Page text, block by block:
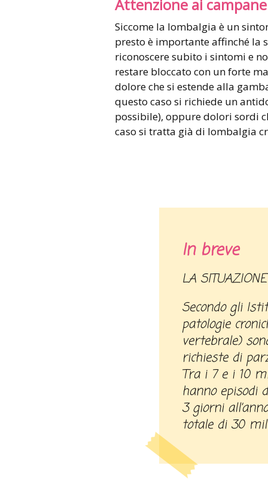
Attenzione ai
Siccome la lombalgia è un
presto è importante affinché la
riconoscere subito i sintomi e
restare bloccato con un forte
dolore che si estende alla
questo caso si richiede un
possibile), oppure dolori sordi
caso si tratta già di lombalgia
In breve
LA
Secondo gli
patologie
vertebrale)
richieste di
Tra i 7 e i 10
hanno episodi
3 giorni
totale di 30